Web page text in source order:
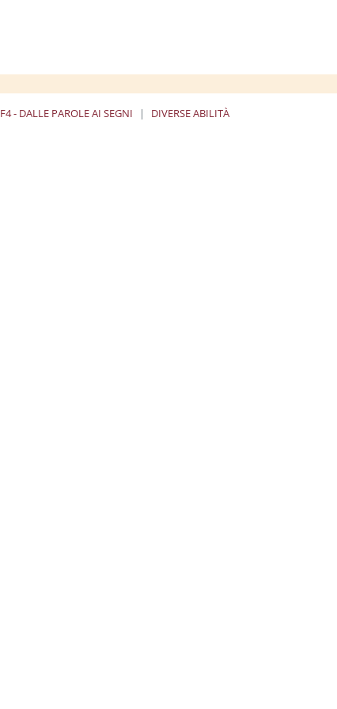
F4 - DALLE PAROLE AI SEGNI DIVERSE ABILITÀ